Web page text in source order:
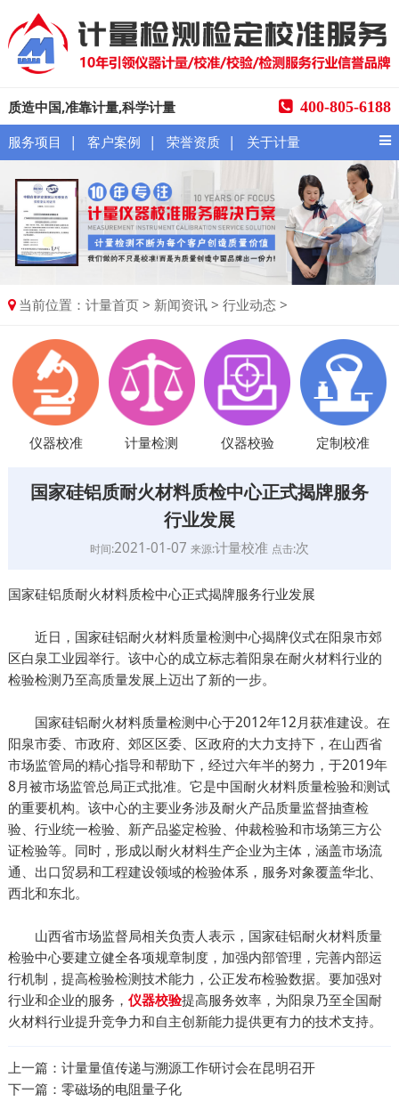
质造中国,准靠计量,科学计量 400-805-6188
服务项目 | 客户案例 | 荣誉资质 | 关于计量
当前位置：计量首页 > 新闻资讯 >行业动态 >
仪器校准 计量检测 仪器校验 定制校准
国家硅铝质耐火材料质检中心正式揭牌服务
行业发展
时间:2021-01-07 来源:计量校准 点击:次
国家硅铝质耐火材料质检中心正式揭牌服务行业发展
近日，国家硅铝耐火材料质量检测中心揭牌仪式在阳泉市郊
区白泉工业园举行。该中心的成立标志着阳泉在耐火材料行业的
检验检测乃至高质量发展上迈出了新的一步。
国家硅铝耐火材料质量检测中心于2012年12月获准建设。在
阳泉市委、市政府、郊区区委、区政府的大力支持下，在山西省
市场监管局的精心指导和帮助下，经过六年半的努力，于2019年
8月被市场监管总局正式批准。它是中国耐火材料质量检验和测试
的重要机构。该中心的主要业务涉及耐火产品质量监督抽查检
验、行业统一检验、新产品鉴定检验、仲裁检验和市场第三方公
证检验等。同时，形成以耐火材料生产企业为主体，涵盖市场流
通、出口贸易和工程建设领域的检验体系，服务对象覆盖华北、
西北和东北。
山西省市场监督局相关负责人表示，国家硅铝耐火材料质量
检验中心要建立健全各项规章制度，加强内部管理，完善内部运
行机制，提高检验检测技术能力，公正发布检验数据。要加强对
行业和企业的服务， 仪器校验提高服务效率，为阳泉乃至全国耐
火材料行业提升竞争力和自主创新能力提供更有力的技术支持。
上一篇： 计量量值传递与溯源工作研讨会在昆明召开
下一篇： 零磁场的电阻量子化